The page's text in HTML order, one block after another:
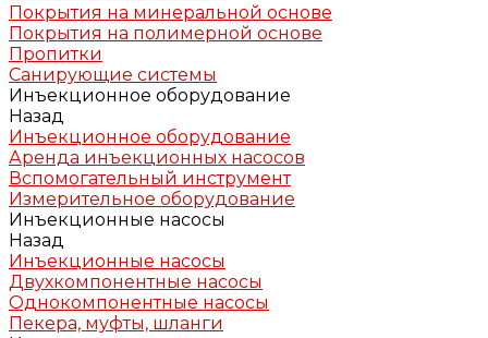
Покрытия на минеральной основе
Покрытия на полимерной основе
Пропитки
Санирующие системы
Инъекционное оборудование
Назад
Инъекционное оборудование
Аренда инъекционных насосов
Вспомогательный инструмент
Измерительное оборудование
Инъекционные насосы
Назад
Инъекционные насосы
Двухкомпонентные насосы
Однокомпонентные насосы
Пекера, муфты, шланги